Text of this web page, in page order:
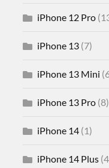
iPhone 12 Pro
iPhone 13 (7)
iPhone 13 Mini
iPhone 13 Pro (8)
iPhone 14 (1)
iPhone 14 Plus